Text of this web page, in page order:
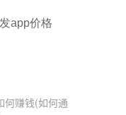
app价格
何赚钱(如何通